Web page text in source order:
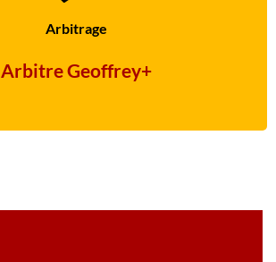
Arbitrage
Arbitre Geoffrey+